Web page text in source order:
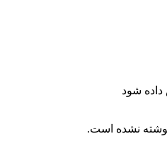
شود
نشده است.